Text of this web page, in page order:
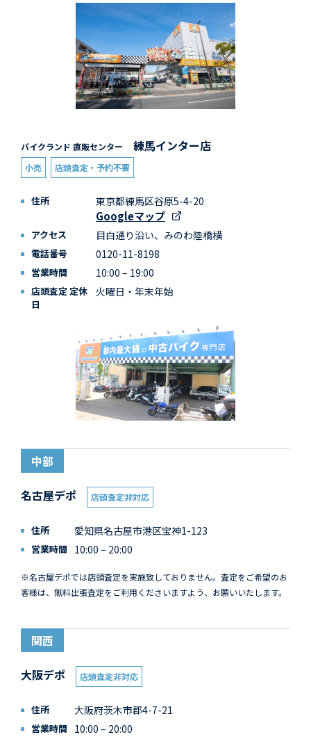
バイクランド 直販センター 練馬インター店
小売 店頭査定・予約不要
住所 東京都練馬区谷原5-4-20
Googleマップ
アクセス 目白通り沿い、みのわ陸橋横
電話番号 0120-11-8198
営業時間 10:00 – 19:00
店頭査定 定休
日
火曜日・年末年始
中部
名古屋デポ 店頭査定非対応
住所 愛知県名古屋市港区宝神1-123
営業時間 10:00 – 20:00
※名古屋デポでは店頭査定を実施致しておりません。査定をご希望のお
客様は、無料出張査定をご利用くださいますよう、お願いいたします。
関西
大阪デポ 店頭査定非対応
住所 大阪府茨木市郡4-7-21
営業時間 10:00 – 20:00